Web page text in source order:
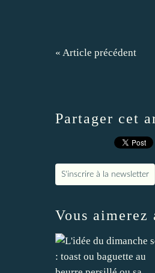
« Article précédent
Partager cet
S'inscrire à la newsletter
Vous aimerez